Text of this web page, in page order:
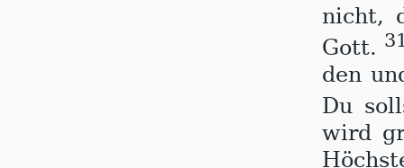
nicht,
Gott.
den
Du
wird